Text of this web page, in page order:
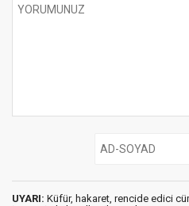
UYARI: Küfür, hakaret, rencide edici